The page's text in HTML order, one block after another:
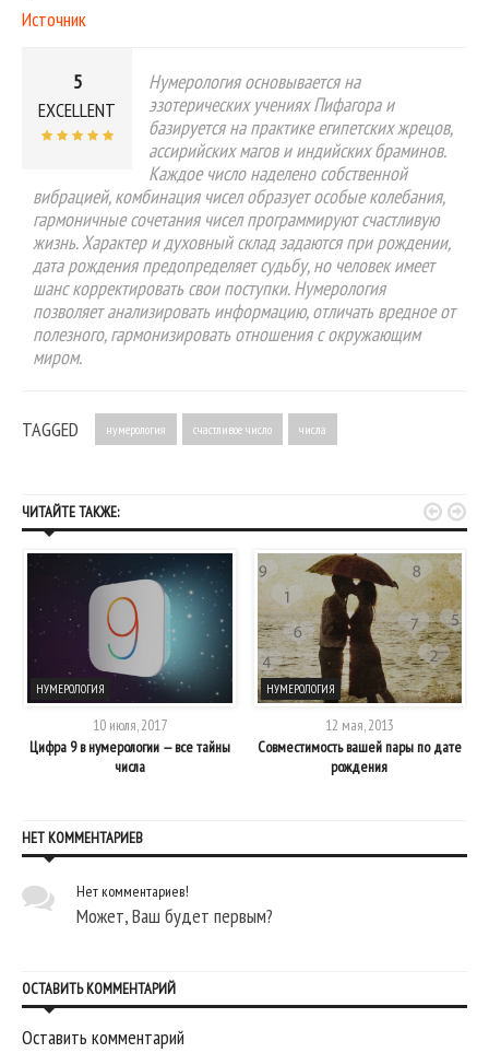
Источник
5
EXCELLENT
Нумерология основывается на
эзотерических учениях Пифагора и
базируется на практике египетских жрецов,
ассирийских магов и индийских браминов.
Каждое число наделено собственной
вибрацией, комбинация чисел образует особые колебания,
гармоничные сочетания чисел программируют счастливую
жизнь. Характер и духовный склад задаются при рождении,
дата рождения предопределяет судьбу, но человек имеет
шанс корректировать свои поступки. Нумерология
позволяет анализировать информацию, отличать вредное от
полезного, гармонизировать отношения с окружающим
миром.
TAGGED нумерология счастливое число числа
ЧИТАЙТЕ ТАКЖЕ:
НУМЕРОЛОГИЯ
10 июля, 2017
Цифра 9 в нумерологии — все тайны
числа
НУМЕРОЛОГИЯ
12 мая, 2013
Совместимость вашей пары по дате
рождения
 
НЕТ КОММЕНТАРИЕВ
Нет комментариев!
Может, Ваш будет первым?
ОСТАВИТЬ КОММЕНТАРИЙ
Оставить комментарий